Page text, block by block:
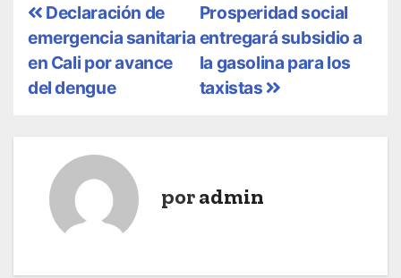
N
a
v
i
Prosperidad social
entregará subsidio a
la gasolina para los
taxistas
Declaración de
emergencia sanitaria
en Cali por avance
del dengue
poradmin